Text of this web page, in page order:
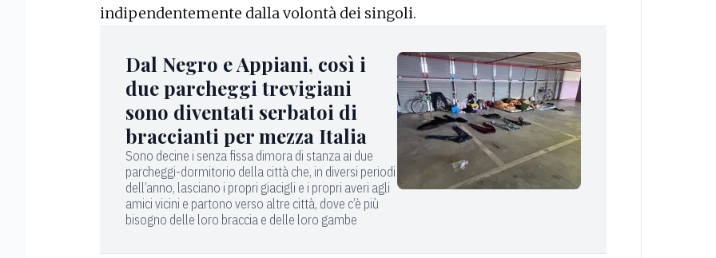
indipendentemente dalla volontà dei singoli.
Dal Negro e Appiani, così i
due parcheggi trevigiani
sono diventati serbatoi di
braccianti per mezza Italia
Sono decine i senza fissa dimora di stanza ai due
parcheggi-dormitorio della città che, in diversi periodi
dell’anno, lasciano i propri giacigli e i propri averi agli
amici vicini e partono verso altre città, dove c’è più
bisogno delle loro braccia e delle loro gambe